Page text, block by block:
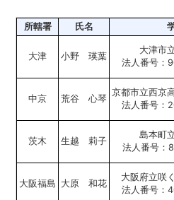
所轄署
氏名
大津 小野 瑛葉
大津市
法人番号：
中京 荒谷 心琴
京都市立西京
法人番号：
茨木 生越 莉子
島本町
法人番号：
大阪福島 大原 和花
大阪府立咲
法人番号：